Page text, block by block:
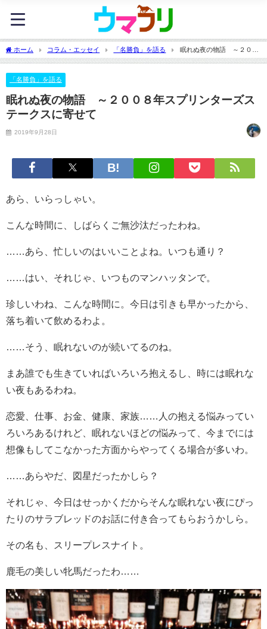
ホーム コラム・エッセイ 「名勝負」を語る
眠れぬ夜の物語 ～２００
８年スプリンターズステークスに寄せて
「名勝負」を語る
眠れぬ夜の物語 ～２００８年スプリンターズス
テークスに寄せて
2019年9月28日
あら、いらっしゃい。
こんな時間に、しばらくご無沙汰だったわね。
……あら、忙しいのはいいことよね。いつも通り？
……はい、それじゃ、いつものマンハッタンで。
珍しいわね、こんな時間に。今日は引きも早かったから、
落ち着いて飲めるわよ。
……そう、眠れないのが続いてるのね。
まあ誰でも生きていればいろいろ抱えるし、時には眠れな
い夜もあるわね。
恋愛、仕事、お金、健康、家族……人の抱える悩みってい
ろいろあるけれど、眠れないほどの悩みって、今までには
想像もしてこなかった方面からやってくる場合が多いわ。
……あらやだ、図星だったかしら？
それじゃ、今日はせっかくだからそんな眠れない夜にぴっ
たりのサラブレッドのお話に付き合ってもらおうかしら。
その名も、スリープレスナイト。
鹿毛の美しい牝馬だったわ……